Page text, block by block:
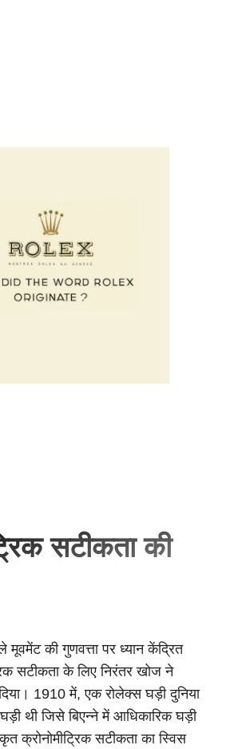
सटीकता की
की गुणवत्ता पर ध्यान केंद्रित
सटीकता के लिए निरंतर खोज ने
1910 में, एक रोलेक्स घड़ी दुनिया
थी जिसे बिएन्ने में आधिकारिक घड़ी
क्रोनोमीट्रिक सटीकता का स्विस